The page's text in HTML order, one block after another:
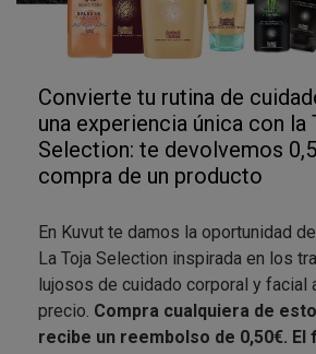
Convierte tu rutina de
una experiencia única con la
Selection: te devolvemos
compra de un producto
En Kuvut te damos la oportunidad
La Toja Selection inspirada en los
lujosos de cuidado corporal y facial
precio. Compra cualquiera de
recibe un reembolso de 0,50€. El